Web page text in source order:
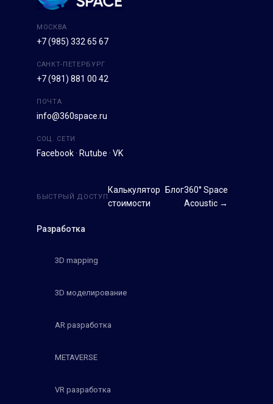
МОСКВА
+7 (985) 332 65 67
САНКТ-ПЕТЕРБУРГ
+7 (981) 881 00 42
ПОЧТА
info@360space.ru
СОЦ. СЕТИ
Facebook · Rutube · VK
Разработка
3D mapping
3D моделирование
AR разработка
METAVERSE
VR разработка
БЫСТРЫЙ ДОСТУП
Калькулятор
стоимости
Блог360° Space
Acoustic →